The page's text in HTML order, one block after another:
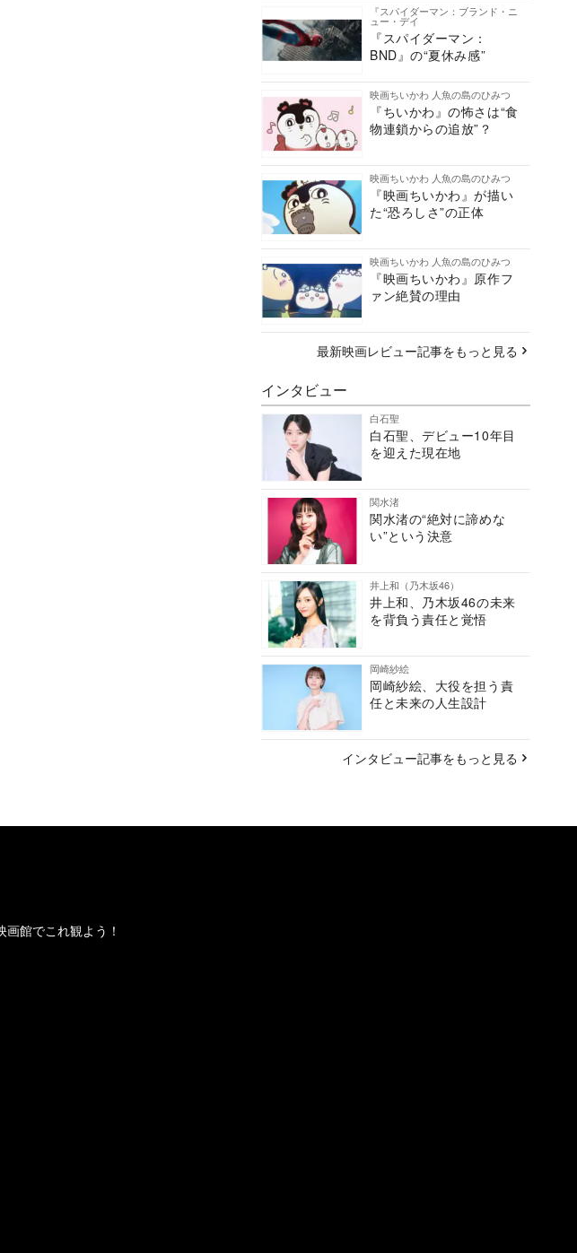
『スパイダーマン：ブランド・ニ
ュー・デイ
『スパイダーマン：
BND』の“夏休み感”
映画ちいかわ 人魚の島のひみつ
『ちいかわ』の怖さは“食
物連鎖からの追放”？
映画ちいかわ 人魚の島のひみつ
『映画ちいかわ』が描い
た“恐ろしさ”の正体
映画ちいかわ 人魚の島のひみつ
『映画ちいかわ』原作フ
ァン絶賛の理由
最新映画レビュー記事をもっと見る
インタビュー
白石聖
白石聖、デビュー10年目
を迎えた現在地
関水渚
関水渚の“絶対に諦めな
い”という決意
井上和（乃木坂46）
井上和、乃木坂46の未来
を背負う責任と覚悟
岡崎紗絵
岡崎紗絵、大役を担う責
任と未来の人生設計
インタビュー記事をもっと見る
画館でこれ観よう！